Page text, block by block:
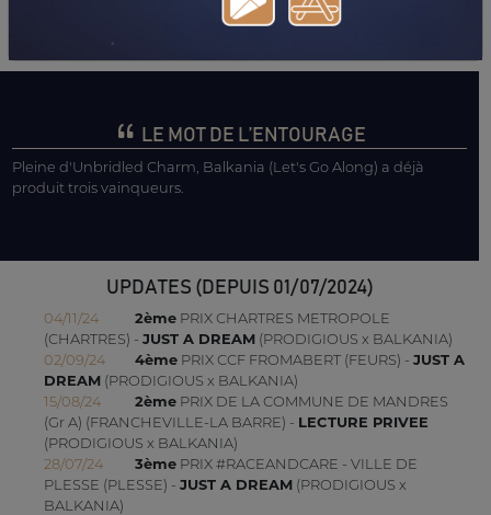
LE MOT DE L’ENTOURAGE
Pleine d'Unbridled Charm, Balkania (Let's Go Along) a déjà
produit trois vainqueurs.
UPDATES (DEPUIS 01/07/2024)
04/11/24 2èmePRIX CHARTRES METROPOLE
(CHARTRES) - JUST A DREAM(PRODIGIOUS x BALKANIA)
02/09/24
4èmePRIX CCF FROMABERT (FEURS) - JUST A
DREAM(PRODIGIOUS x BALKANIA)
15/08/24
2èmePRIX DE LA COMMUNE DE MANDRES
(Gr A) (FRANCHEVILLE-LA BARRE) - LECTURE PRIVEE
(PRODIGIOUS x BALKANIA)
28/07/24
3èmePRIX #RACEANDCARE - VILLE DE
PLESSE (PLESSE) - JUST A DREAM(PRODIGIOUS x
BALKANIA)